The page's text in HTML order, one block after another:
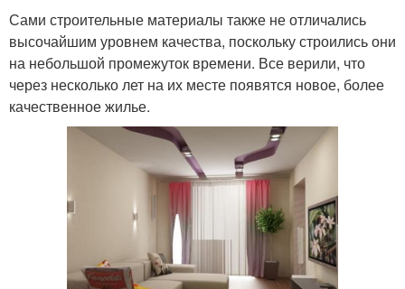
Сами строительные материалы также не отличались
высочайшим уровнем качества, поскольку строились они
на небольшой промежуток времени. Все верили, что
через несколько лет на их месте появятся новое, более
качественное жилье.